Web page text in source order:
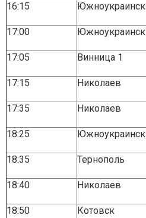
16:15 Южноукраинск
17:00 Южноукраинск
17:05 Винница 1
17:15 Николаев
17:35 Николаев
18:25 Южноукраинск
18:35 Тернополь
18:40 Николаев
18:50 Котовск